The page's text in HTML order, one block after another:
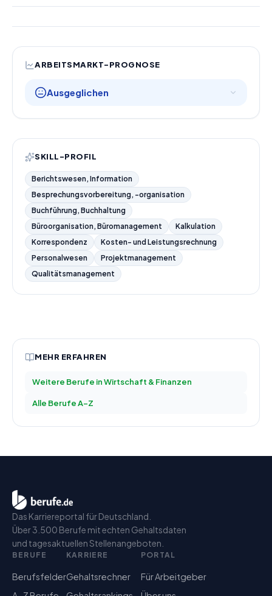
ARBEITSMARKT-PROGNOSE
Ausgeglichen
SKILL-PROFIL
Berichtswesen, Information
Besprechungsvorbereitung, -organisation
Buchführung, Buchhaltung
Büroorganisation, Büromanagement
Kalkulation
Korrespondenz
Kosten- und Leistungsrechnung
Personalwesen
Projektmanagement
Qualitätsmanagement
MEHR ERFAHREN
Weitere Berufe inWirtschaft & Finanzen
Alle Berufe A–Z
Das Karriereportal für Deutschland.
Über 3.500 Berufe mit echten Gehaltsdaten
und tagesaktuellen Stellenangeboten.
BERUFE
Berufsfelder
KARRIERE
Gehaltsrechner
PORTAL
Für Arbeitgeber